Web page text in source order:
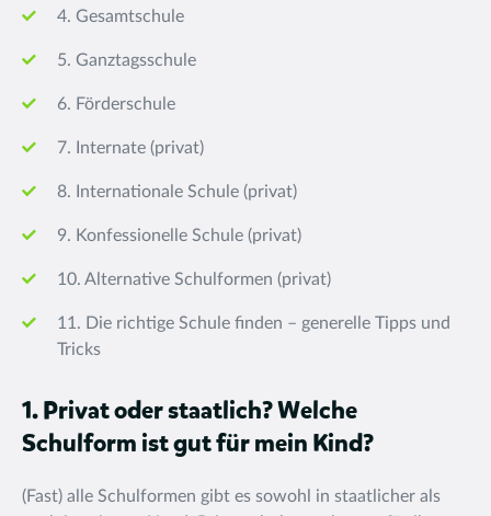
4. Gesamtschule
5. Ganztagsschule
6. Förderschule
7. Internate (privat)
8. Internationale Schule (privat)
9. Konfessionelle Schule (privat)
10. Alternative Schulformen (privat)
11. Die richtige Schule finden – generelle Tipps und
Tricks
1. Privat oder staatlich? Welche
Schulform ist gut für mein Kind?
(Fast) alle Schulformen gibt es sowohl in staatlicher als